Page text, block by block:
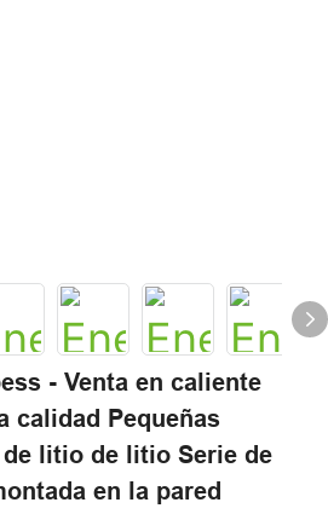
- Venta en caliente
calidad Pequeñas
litio de litio Serie de
en la pared